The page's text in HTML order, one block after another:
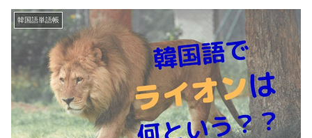
韓国語単語帳